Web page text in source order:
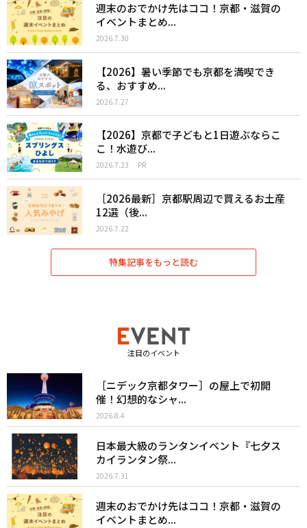
週末のおでかけ先はココ！京都・滋賀の
イベントまとめ...
2026.7.30
【2026】暑い季節でも京都を満喫でき
る、おすすめ...
2026.7.27
【2026】京都で子どもと1日遊ぶならこ
こ！水遊び...
2026.7.23 PR
［2026最新］京都駅周辺で買えるお土産
12選（後...
2026.7.22
特集記事をもっと読む
注目のイベント
［ニデック京都タワー］の屋上で初開
催！幻想的なシャ...
2026.8.4
日本最大級のランタンイベント『七夕ス
カイランタン祭...
2026.7.31
週末のおでかけ先はココ！京都・滋賀の
イベントまとめ...